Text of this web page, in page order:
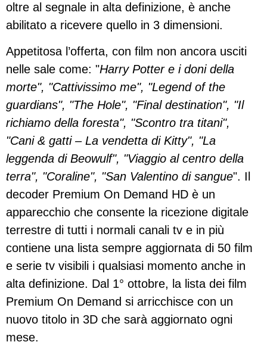
oltre al segnale in alta definizione, è anche
abilitato a ricevere quello in 3 dimensioni.
Appetitosa l’offerta, con film non ancora usciti
nelle sale come: "Harry Potter e i doni della
morte", "Cattivissimo me", "Legend of the
guardians", "The Hole", "Final destination", "Il
richiamo della foresta", "Scontro tra titani",
"Cani & gatti – La vendetta di Kitty", "La
leggenda di Beowulf", "Viaggio al centro della
terra", "Coraline", "San Valentino di sangue". Il
decoder Premium On Demand HD è un
apparecchio che consente la ricezione digitale
terrestre di tutti i normali canali tv e in più
contiene una lista sempre aggiornata di 50 film
e serie tv visibili i qualsiasi momento anche in
alta definizione. Dal 1° ottobre, la lista dei film
Premium On Demand si arricchisce con un
nuovo titolo in 3D che sarà aggiornato ogni
mese.